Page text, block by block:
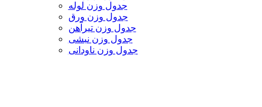
جدول وزن لوله
جدول وزن ورق
جدول وزن تیرآهن
جدول وزن نبشی
جدول وزن ناودانی